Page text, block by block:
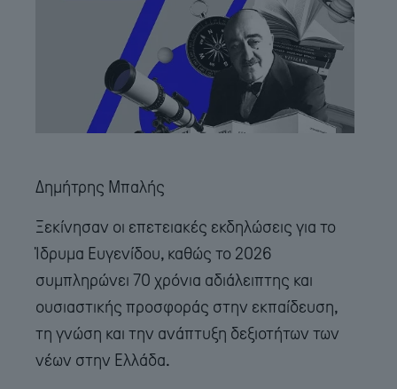
Δημήτρης Μπαλής
Ξεκίνησαν οι επετειακές εκδηλώσεις για το
Ίδρυμα Ευγενίδου, καθώς το 2026
συμπληρώνει 70 χρόνια αδιάλειπτης και
ουσιαστικής προσφοράς στην εκπαίδευση,
τη γνώση και την ανάπτυξη δεξιοτήτων των
νέων στην Ελλάδα.